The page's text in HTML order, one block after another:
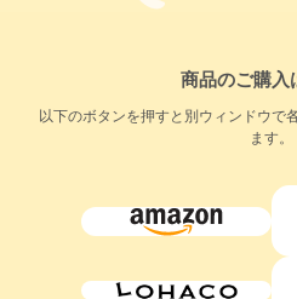
商品のご購入
以下のボタンを押すと別ウィンドウで
ます。